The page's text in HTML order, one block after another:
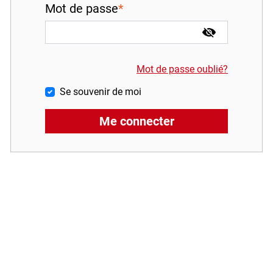
Mot de passe
Mot de passe oublié?
Se souvenir de moi
Me connecter